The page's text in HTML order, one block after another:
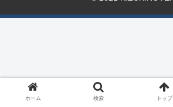
ホーム 検索 トップ